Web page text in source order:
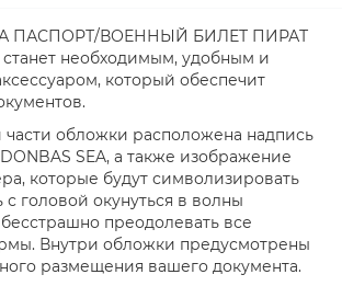
ПАСПОРТ/ВОЕННЫЙ БИЛЕТ ПИРАТ
необходимым, удобным и
который обеспечит
обложки расположена надпись
DONBAS SEA, а также изображение
которые будут символизировать
с головой окунуться в волны
преодолевать все
Внутри обложки предусмотрены
размещения вашего документа.